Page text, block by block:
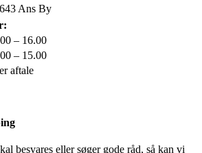
Ans By
– 16.00
– 15.00
aftale
besvares eller søger gode råd, så kan vi